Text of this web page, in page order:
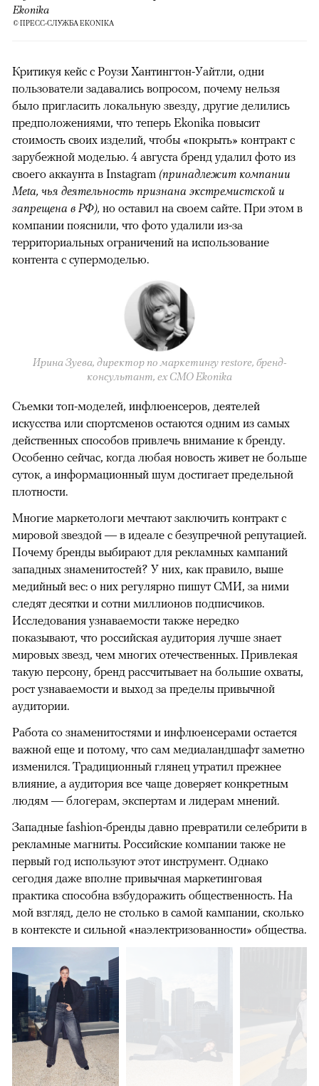
Ekonika
© ПРЕСС-СЛУЖБА EKONIKA
Критикуя кейс с Роузи Хантингтон-Уайтли, одни
пользователи задавались вопросом, почему нельзя
было пригласить локальную звезду, другие делились
предположениями, что теперь Ekonika повысит
стоимость своих изделий, чтобы «покрыть» контракт с
зарубежной моделью. 4 августа бренд удалил фото из
своего аккаунта в Instagram (принадлежит компании
Meta, чья деятельность признана экстремистской и
запрещена в РФ), но оставил на своем сайте. При этом в
компании пояснили, что фото удалили из-за
территориальных ограничений на использование
контента с супермоделью.
Ирина Зуева, директор по маркетингу restore, бренд-
консультант, eх CMO Ekonika
Съемки топ-моделей, инфлюенсеров, деятелей
искусства или спортсменов остаются одним из самых
действенных способов привлечь внимание к бренду.
Особенно сейчас, когда любая новость живет не больше
суток, а информационный шум достигает предельной
плотности.
Многие маркетологи мечтают заключить контракт с
мировой звездой — в идеале с безупречной репутацией.
Почему бренды выбирают для рекламных кампаний
западных знаменитостей? У них, как правило, выше
медийный вес: о них регулярно пишут СМИ, за ними
следят десятки и сотни миллионов подписчиков.
Исследования узнаваемости также нередко
показывают, что российская аудитория лучше знает
мировых звезд, чем многих отечественных. Привлекая
такую персону, бренд рассчитывает на большие охваты,
рост узнаваемости и выход за пределы привычной
аудитории.
Работа со знаменитостями и инфлюенсерами остается
важной еще и потому, что сам медиаландшафт заметно
изменился. Традиционный глянец утратил прежнее
влияние, а аудитория все чаще доверяет конкретным
людям — блогерам, экспертам и лидерам мнений.
Западные fashion-бренды давно превратили селебрити в
рекламные магниты. Российские компании также не
первый год используют этот инструмент. Однако
сегодня даже вполне привычная маркетинговая
практика способна взбудоражить общественность. На
мой взгляд, дело не столько в самой кампании, сколько
в контексте и сильной «наэлектризованности» общества.